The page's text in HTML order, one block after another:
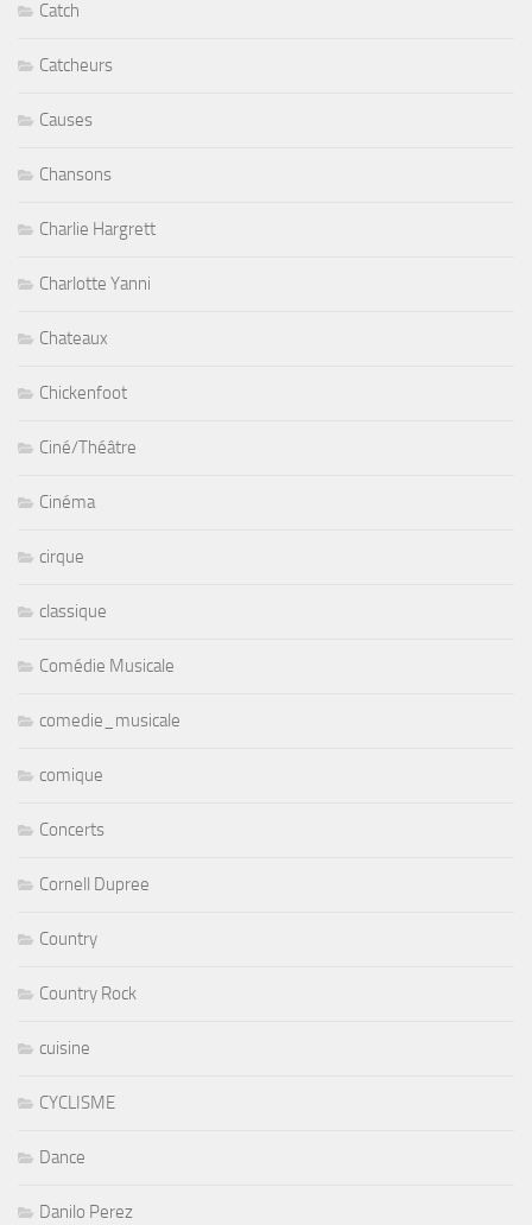
Catch
Catcheurs
Causes
Chansons
Charlie Hargrett
Charlotte Yanni
Chateaux
Chickenfoot
Ciné/Théâtre
Cinéma
cirque
classique
Comédie Musicale
comedie_musicale
comique
Concerts
Cornell Dupree
Country
Country Rock
cuisine
CYCLISME
Dance
Danilo Perez